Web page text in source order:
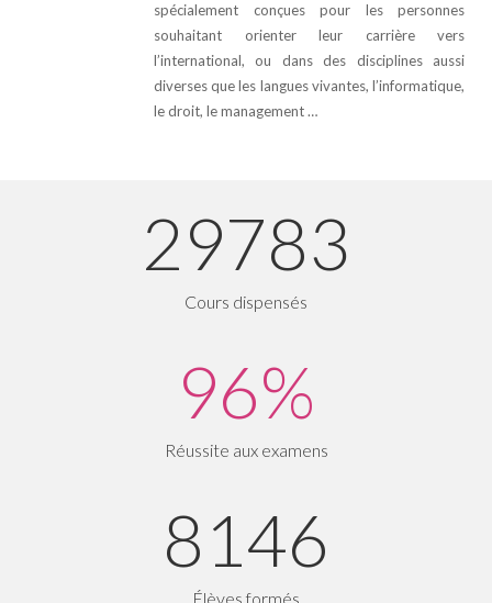
spécialement conçues pour les personnes
souhaitant orienter leur carrière vers
l’international, ou dans des disciplines aussi
diverses que les langues vivantes, l’informatique,
le droit, le management …
29783
Cours dispensés
96%
Réussite aux examens
8146
Élèves formés